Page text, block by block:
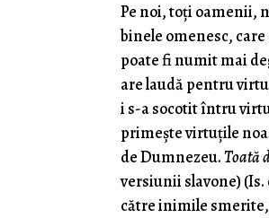
Pe noi, toți oamenii,
binele omenesc,
poate fi numit mai
are laudă pentru
i s-a socotit întru
primește virtuțile
de Dumnezeu.Toată
versiunii slavone)
către inimile